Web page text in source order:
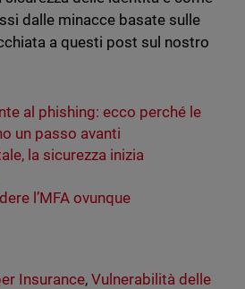
dalle minacce basate sulle
a questi post sul nostro
al phishing: ecco perché le
un passo avanti
la sicurezza inizia
l’MFA ovunque
Insurance,Vulnerabilità delle